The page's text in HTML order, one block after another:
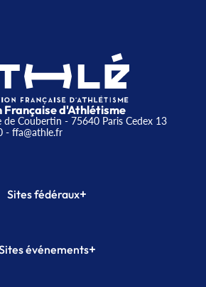
Française d'Athlétisme
de Coubertin - 75640 Paris Cedex 13
- ffa@athle.fr
Sites fédéraux+
Formation
événements+